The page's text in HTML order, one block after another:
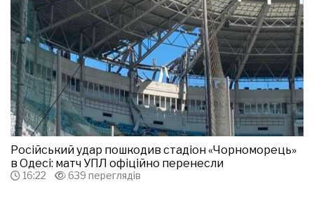
Російський удар пошкодив стадіон «Чорноморець»
в Одесі: матч УПЛ офіційно перенесли
16:22 639 переглядів